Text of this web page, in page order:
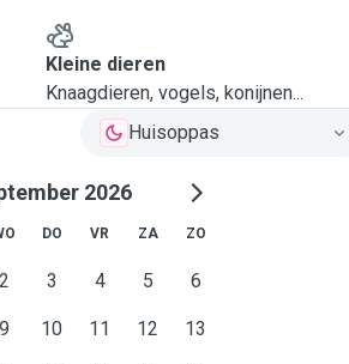
Kleine dieren
Knaagdieren, vogels, konijnen...
Huisoppas
2026
DO VR ZA ZO
2 3 4 5 6
9 10 11 12 13